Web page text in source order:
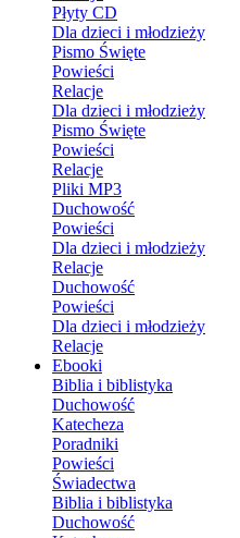
Płyty CD
Dla dzieci i młodzieży
Pismo Święte
Powieści
Relacje
Dla dzieci i młodzieży
Pismo Święte
Powieści
Relacje
Pliki MP3
Duchowość
Powieści
Dla dzieci i młodzieży
Relacje
Duchowość
Powieści
Dla dzieci i młodzieży
Relacje
Ebooki
Biblia i biblistyka
Duchowość
Katecheza
Poradniki
Powieści
Świadectwa
Biblia i biblistyka
Duchowość